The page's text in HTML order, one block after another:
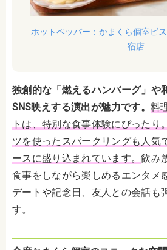
ホットペッパー：かまくら個室ビ
宿店
独創的な「燃えるハンバーグ」や
SNS映えする演出が魅力です。料
トは、特別な食事体験にぴったり
ツを使ったスパークリングも人気
ースに盛り込まれています。飲み
食事をしながら楽しめるエンタメ
デートや記念日、友人との会話も
す。